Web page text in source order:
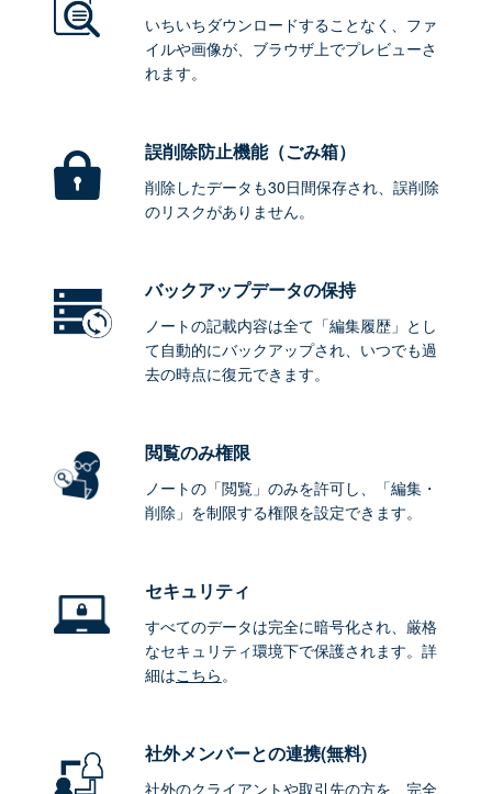
いちいちダウンロードすることなく、ファ
イルや画像が、ブラウザ上でプレビューさ
れます。
誤削除防止機能（ごみ箱）
削除したデータも30日間保存され、誤削除
のリスクがありません。
バックアップデータの保持
ノートの記載内容は全て「編集履歴」とし
て自動的にバックアップされ、いつでも過
去の時点に復元できます。
閲覧のみ権限
ノートの「閲覧」のみを許可し、「編集・
削除」を制限する権限を設定できます。
セキュリティ
すべてのデータは完全に暗号化され、厳格
なセキュリティ環境下で保護されます。詳
細はこちら。
社外メンバーとの連携(無料)
社外のクライアントや取引先の方を、完全